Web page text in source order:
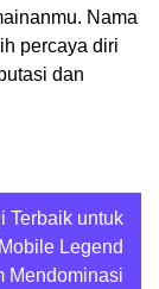
Nama
percaya diri
dan
Terbaik untuk
Legend
Mendominasi